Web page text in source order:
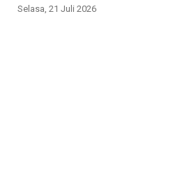
Selasa, 21 Juli 2026